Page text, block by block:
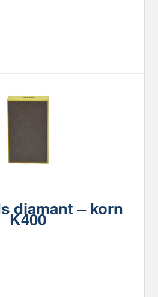
diamant – korn
K400